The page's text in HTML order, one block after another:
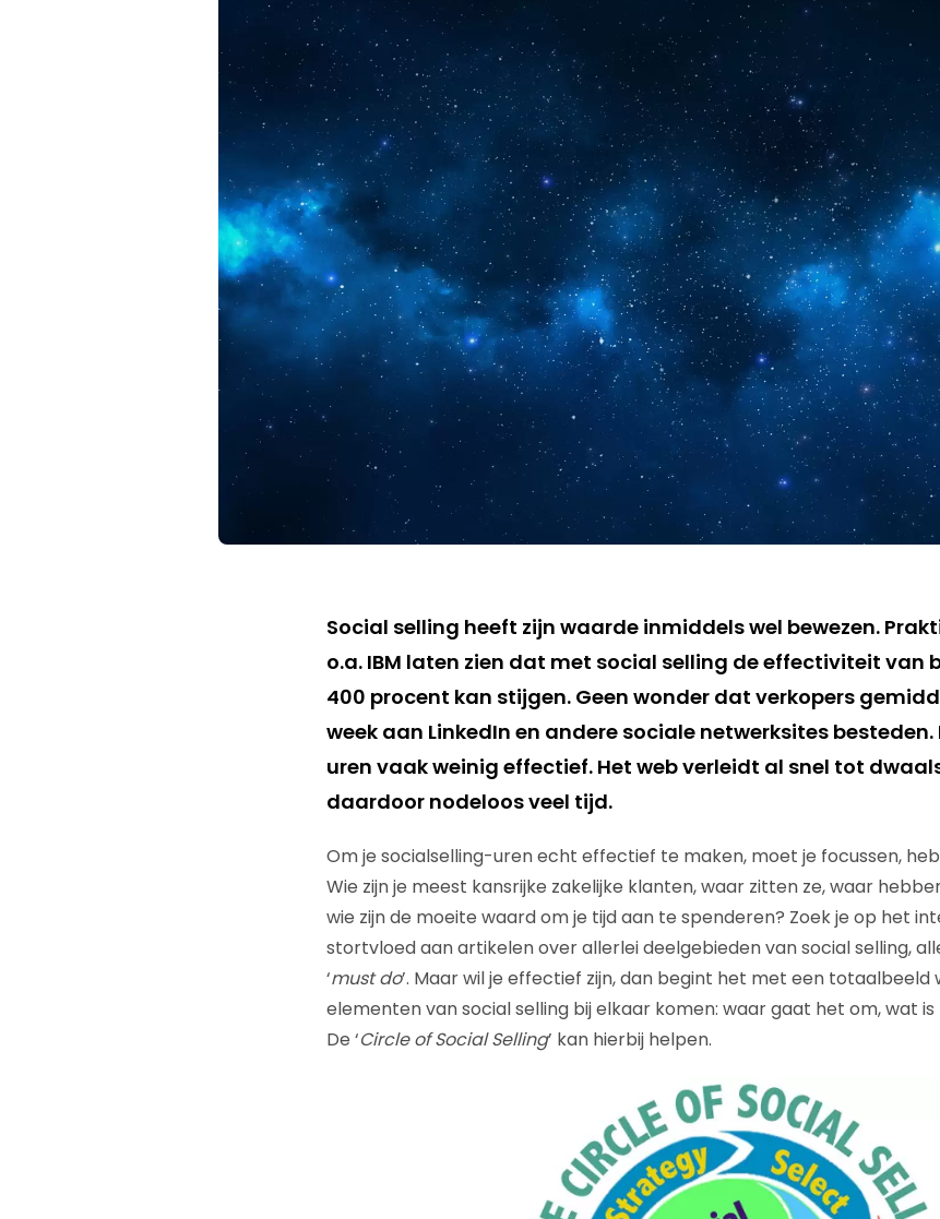
Social selling heeft zijn waarde inmiddels wel bewezen.
o.a. IBM laten zien dat met social selling de effectiviteit van
400 procent kan stijgen. Geen wonder dat verkopers
week aan LinkedIn en andere sociale netwerksites besteden.
uren vaak weinig effectief. Het web verleidt al snel tot
daardoor nodeloos veel tijd.
Om je socialselling-uren echt effectief te maken, moet je focussen,
Wie zijn je meest kansrijke zakelijke klanten, waar zitten ze, waar
wie zijn de moeite waard om je tijd aan te spenderen? Zoek je op het
stortvloed aan artikelen over allerlei deelgebieden van social selling,
‘must do’. Maar wil je effectief zijn, dan begint het met een totaalbeeld
elementen van social selling bij elkaar komen: waar gaat het om, wat
De ‘Circle of Social Selling’ kan hierbij helpen.